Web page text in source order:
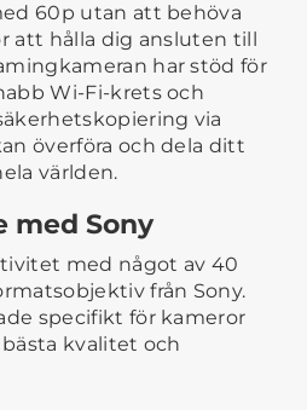
60p utan att behöva
att hålla dig ansluten till
har stöd för
Wi-Fi-krets och
via
överföra och dela ditt
världen.
med Sony
med något av 40
från Sony.
specifikt för kameror
kvalitet och